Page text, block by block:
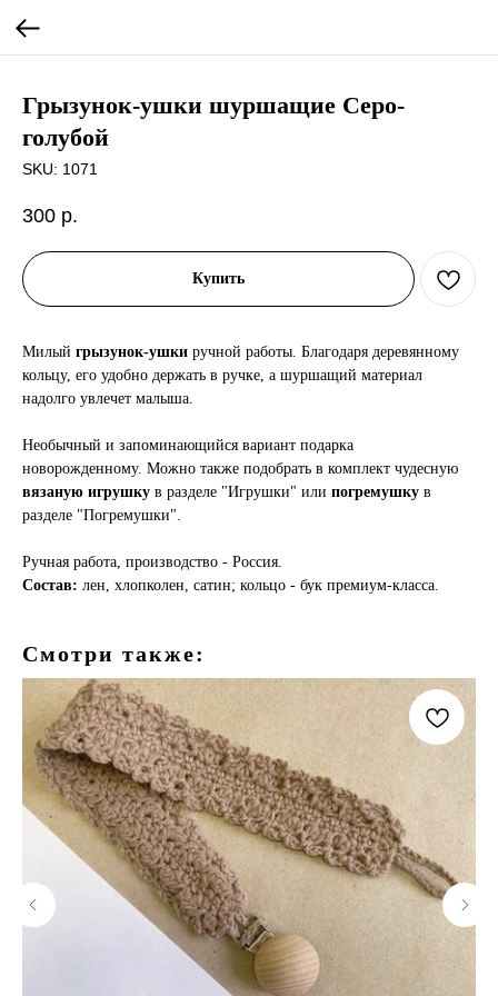
Грызунок-ушки шуршащие Серо-
голубой
SKU: 1071
300 р.
Купить
Милый грызунок-ушки ручной работы. Благодаря деревянному
кольцу, его удобно держать в ручке, а шуршащий материал
надолго увлечет малыша.
Необычный и запоминающийся вариант подарка
новорожденному. Можно также подобрать в комплект чудесную
вязаную игрушку в разделе "Игрушки" или погремушку в
разделе "Погремушки".
Ручная работа, производство - Россия.
Состав: лен, хлопколен, сатин; кольцо - бук премиум-класса.
Смотри также: